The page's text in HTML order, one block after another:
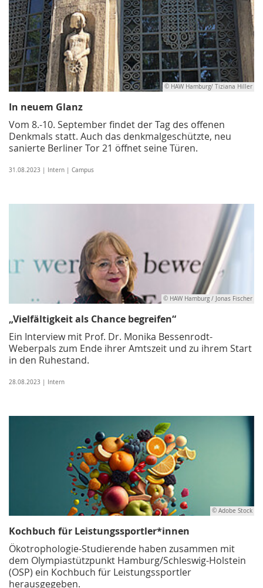
© HAW Hamburg/ Tiziana Hiller
In neuem Glanz
Vom 8.-10. September findet der Tag des offenen
Denkmals statt. Auch das denkmalgeschützte, neu
sanierte Berliner Tor 21 öffnet seine Türen.
31.08.2023 | Intern | Campus
© HAW Hamburg / Jonas Fischer
„Vielfältigkeit als Chance begreifen“
Ein Interview mit Prof. Dr. Monika Bessenrodt-
Weberpals zum Ende ihrer Amtszeit und zu ihrem Start
in den Ruhestand.
28.08.2023 | Intern
© Adobe Stock
Kochbuch für Leistungssportler*innen
Ökotrophologie-Studierende haben zusammen mit
dem Olympiastützpunkt Hamburg/Schleswig-Holstein
(OSP) ein Kochbuch für Leistungssportler
herausgegeben.